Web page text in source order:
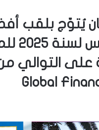
يُتوّج بلقب
في تونس
على التوالي